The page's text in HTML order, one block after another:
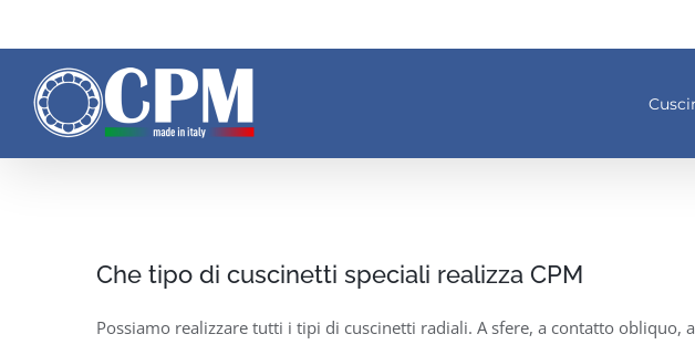
al
contenuto
Che tipo di cuscinetti speciali realizza CPM
Possiamo realizzare tutti i tipi di cuscinetti radiali. A sfere, a contatto